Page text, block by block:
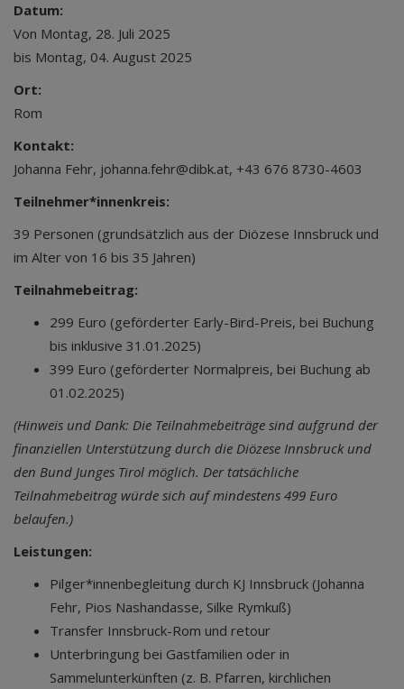
Datum:
Von Montag, 28. Juli 2025
bis Montag, 04. August 2025
Ort:
Rom
Kontakt:
Johanna Fehr, johanna.fehr@dibk.at, +43 676 8730-4603
Teilnehmer*innenkreis:
39 Personen (grundsätzlich aus der Diözese Innsbruck und
im Alter von 16 bis 35 Jahren)
Teilnahmebeitrag:
299 Euro (geförderter Early-Bird-Preis, bei Buchung
bis inklusive 31.01.2025)
399 Euro (geförderter Normalpreis, bei Buchung ab
01.02.2025)
(Hinweis und Dank: Die Teilnahmebeiträge sind aufgrund der
finanziellen Unterstützung durch die Diözese Innsbruck und
den Bund Junges Tirol möglich. Der tatsächliche
Teilnahmebeitrag würde sich auf mindestens 499 Euro
belaufen.)
Leistungen:
Pilger*innenbegleitung durch KJ Innsbruck (Johanna
Fehr, Pios Nashandasse, Silke Rymkuß)
Transfer Innsbruck-Rom und retour
Unterbringung bei Gastfamilien oder in
Sammelunterkünften (z. B. Pfarren, kirchlichen